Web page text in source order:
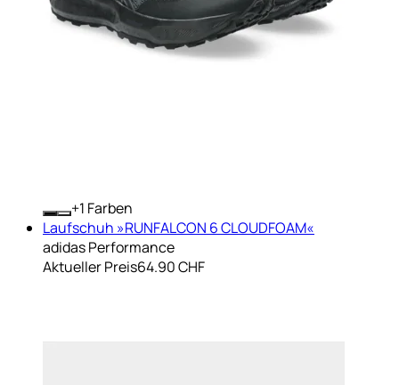
+ Farben
Laufschuh »RUNFALCON 6 CLOUDFOAM«
adidas Performance
Aktueller Preis64.90 CHF